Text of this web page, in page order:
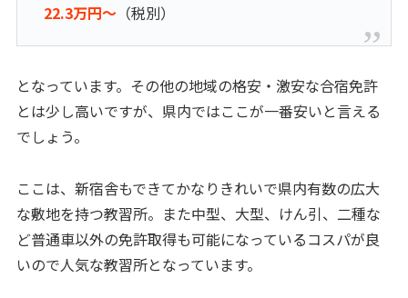
22.3万円〜（税別）
となっています。その他の地域の格安・激安な合宿免許
とは少し高いですが、県内ではここが一番安いと言える
でしょう。
ここは、新宿舎もできてかなりきれいで県内有数の広大
な敷地を持つ教習所。また中型、大型、けん引、二種な
ど普通車以外の免許取得も可能になっているコスパが良
いので人気な教習所となっています。